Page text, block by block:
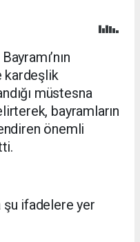
kardeşlik
müstesna
bayramların
önemli
şu ifadelere yer